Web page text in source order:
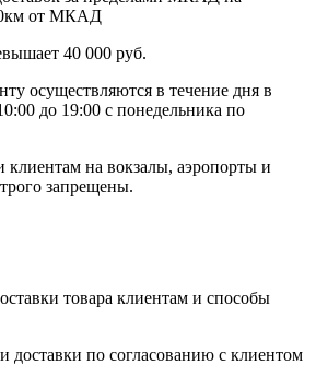
от МКАД
40 000 руб.
осуществляются в течение дня в
до 19:00 с понедельника по
клиентам на вокзалы, аэропорты и
запрещены.
товара клиентам и способы
доставки по согласованию с клиентом